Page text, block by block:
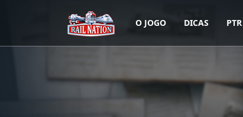
O JOGO DICAS PTR